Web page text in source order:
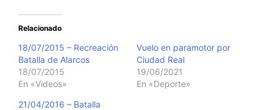
Relacionado
18/07/2015 – Recreación
Batalla de Alarcos
18/07/2015
En «Videos»
Vuelo en paramotor por
Ciudad Real
19/06/2021
En «Deporte»
21/04/2016 – Batalla